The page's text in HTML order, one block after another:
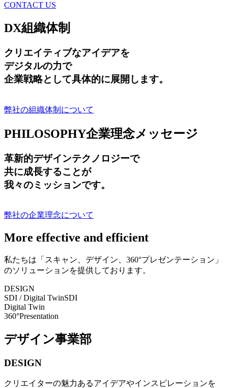
CONTACT US
DX組織体制
クリエイティブなアイデアを
デジタルの力で
企業戦略として具体的に展開します。
弊社の組織体制について
PHILOSOPHY企業理念メッセージ
革新的デザインテクノロジーで
共に成長することが
我々のミッションです。
弊社の企業理念について
More effective and efficient
私たちは「スキャン、デザイン、360°プレゼンテーション」
のソリューションを提供しております。
DESIGN
SDI / Digital TwinSDI
Digital Twin
360°Presentation
デザイン事業部
DESIGN
クリエイターの魅力あるアイデアやインスピレーションを